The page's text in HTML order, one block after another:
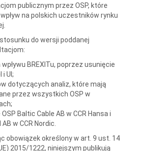
publicznym przez OSP, które
na polskich uczestników rynku
do wersji poddanej
BREXITu, poprzez usunięcie
i UI;
dotyczących analiz, które mają
przez wszystkich OSP w
Baltic Cable AB w CCR Hansa i
w CCR Nordic.
obowiązek określony w art. 9 ust. 14
2015/1222, niniejszym publikują